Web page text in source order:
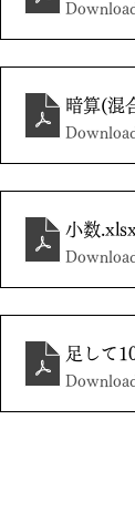
暗算(混
小数
足して